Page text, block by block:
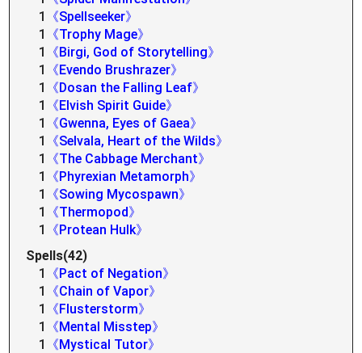
1
《Spellseeker》
1
《Trophy Mage》
1
《Birgi, God of Storytelling》
1
《Evendo Brushrazer》
1
《Dosan the Falling Leaf》
1
《Elvish Spirit Guide》
1
《Gwenna, Eyes of Gaea》
1
《Selvala, Heart of the Wilds》
1
《The Cabbage Merchant》
1
《Phyrexian Metamorph》
1
《Sowing Mycospawn》
1
《Thermopod》
1
《Protean Hulk》
Spells(42)
1
《Pact of Negation》
1
《Chain of Vapor》
1
《Flusterstorm》
1
《Mental Misstep》
1
《Mystical Tutor》